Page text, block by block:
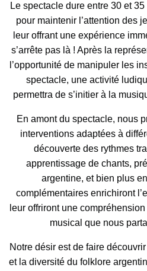
Le spectacle dure entre 30 et
pour maintenir l’attention des
leur offrant une expérience
s’arrête pas là ! Après la
l’opportunité de manipuler les
spectacle, une activité
permettra de s’initier à la
En amont du spectacle, nous
interventions adaptées à
découverte des rythmes
apprentissage de chants,
argentine, et bien plus
complémentaires enrichiront
leur offriront une
musical que nous
Notre désir est de faire
et la diversité du folklore